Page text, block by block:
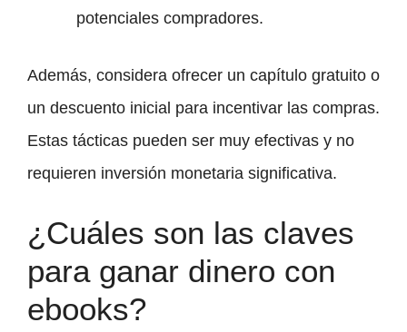
potenciales compradores.
Además, considera ofrecer un capítulo gratuito o
un descuento inicial para incentivar las compras.
Estas tácticas pueden ser muy efectivas y no
requieren inversión monetaria significativa.
¿Cuáles son las claves
para ganar dinero con
ebooks?